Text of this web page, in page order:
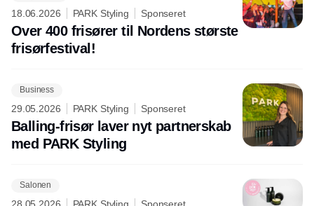
18.06.2026 PARK Styling Sponseret
Over 400 frisører til Nordens største
frisørfestival!
Business
29.05.2026 PARK Styling Sponseret
Balling-frisør laver nyt partnerskab
med PARK Styling
Salonen